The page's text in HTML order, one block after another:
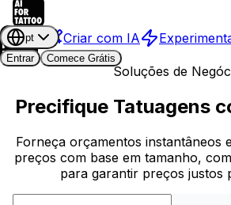
Criar com IA
pt
Entrar
Comece Grátis
Soluções de
Precifique Tatuagens
Forneça orçamentos instantâneos
preços com base em tamanho,
para garantir preços justos